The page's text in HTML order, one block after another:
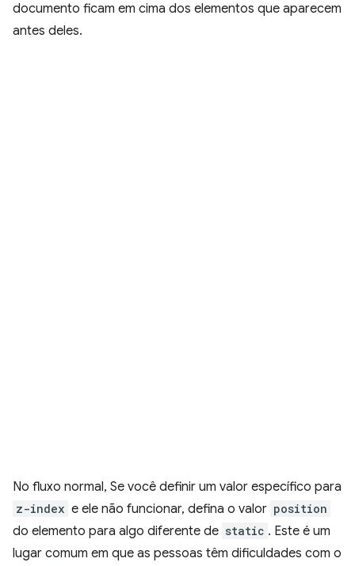
documento ficam em cima dos elementos que aparecem
antes deles.
No fluxo normal, Se você definir um valor específico para
z-index e ele não funcionar, defina o valor position
do elemento para algo diferente de static . Este é um
lugar comum em que as pessoas têm dificuldades com o